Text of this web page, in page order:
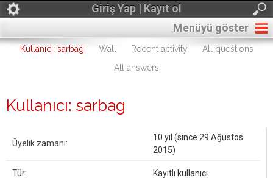
Giriş Yap | Kayıt ol
Menüyü göster
Kullanıcı: sarbag Wall Recent activity
All questions
All answers
Kullanıcı: sarbag
Üyelik zamanı:
10 yıl (since 29 Ağustos
2015)
Tür: Kayıtlı kullanıcı